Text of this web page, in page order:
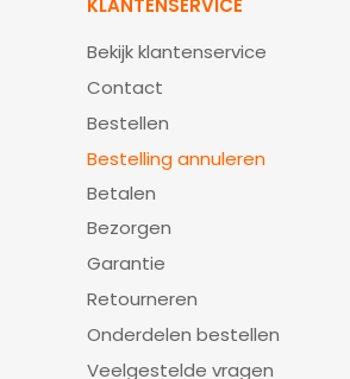
KLANTENSERVICE
Bekijk klantenservice
Contact
Bestellen
Bestelling annuleren
Betalen
Bezorgen
Garantie
Retourneren
Onderdelen bestellen
Veelgestelde vragen